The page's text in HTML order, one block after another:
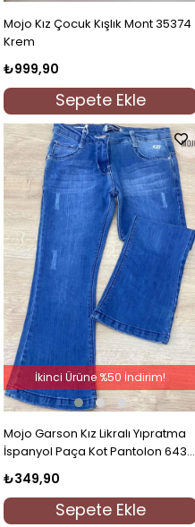
Mojo Kız Çocuk Kışlık Mont 35374
Krem
₺999,90
Sepete Ekle
Mojo Garson Kız Likralı Yıpratma
İspanyol Paça Kot Pantolon 6432
Mavi
₺349,90
Sepete Ekle
İkinci Ürüne %50 İndirim!